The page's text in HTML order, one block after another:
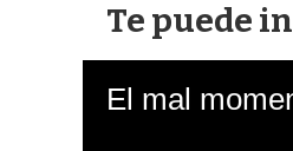
Te puede